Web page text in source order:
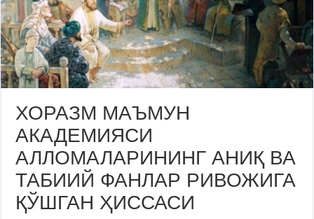
ХОРАЗМ МАЪМУН
АКАДЕМИЯСИ
АЛЛОМАЛАРИНИНГ АНИҚ ВА
ТАБИИЙ ФАНЛАР РИВОЖИГА
ҚЎШГАН ҲИССАСИ